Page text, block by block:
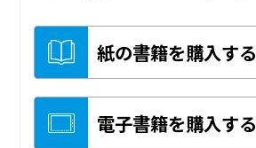
紙の書籍を購入する
電子書籍を購入する